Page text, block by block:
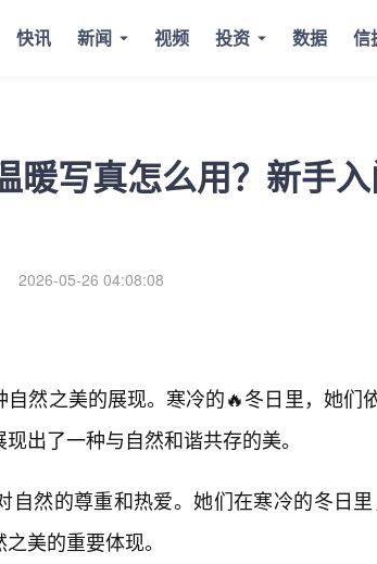
快讯 新闻 视频 投资 数据 信
暖写真怎么用？新手
2026-05-26 04:08:08
然之美的展现。寒冷的🔥冬日里，她们
出了一种与自然和谐共存的美。
自然的尊重和热爱。她们在寒冷的冬日
美的重要体现。